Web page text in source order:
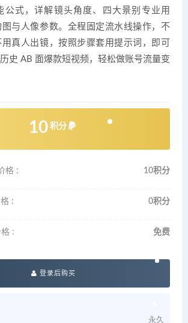
公式，详解镜头角度、四大景别专业用
与人像参数。全程固定流水线操作，不
真人出镜，按照步骤套用提示词，即可
史 AB 面爆款短视频，轻松做账号流量变
10 积分
格 : 10积分
: 0积分
: 免费
登录后购买
永久